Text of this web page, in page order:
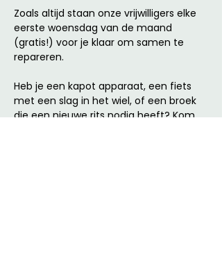
Zoals altijd staan onze vrijwilligers elke
eerste woensdag van de maand
(gratis!) voor je klaar om samen te
repareren.
Heb je een kapot apparaat, een fiets
met een slag in het wiel, of een broek
die een nieuwe rits nodig heeft? Kom